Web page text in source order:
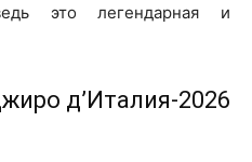
это легендарная и
д’Италия-2026